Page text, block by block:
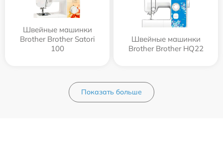
Швейные машинки
Brother Brother Satori
100
Швейные машинки
Brother Brother HQ22
Показать больше